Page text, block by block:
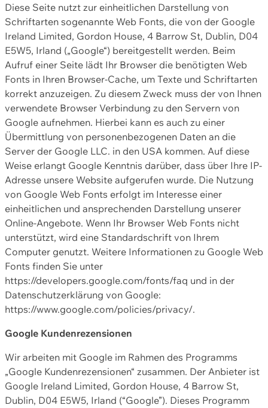
Diese Seite nutzt zur einheitlichen Darstellung von
Schriftarten sogenannte Web Fonts, die von der Google
Ireland Limited, Gordon House, 4 Barrow St, Dublin, D04
E5W5, Irland („Google“) bereitgestellt werden. Beim
Aufruf einer Seite lädt Ihr Browser die benötigten Web
Fonts in Ihren Browser-Cache, um Texte und Schriftarten
korrekt anzuzeigen. Zu diesem Zweck muss der von Ihnen
verwendete Browser Verbindung zu den Servern von
Google aufnehmen. Hierbei kann es auch zu einer
Übermittlung von personenbezogenen Daten an die
Server der Google LLC. in den USA kommen. Auf diese
Weise erlangt Google Kenntnis darüber, dass über Ihre IP-
Adresse unsere Website aufgerufen wurde. Die Nutzung
von Google Web Fonts erfolgt im Interesse einer
einheitlichen und ansprechenden Darstellung unserer
Online-Angebote. Wenn Ihr Browser Web Fonts nicht
unterstützt, wird eine Standardschrift von Ihrem
Computer genutzt. Weitere Informationen zu Google Web
Fonts finden Sie unter
https://developers.google.com/fonts/faq und in der
Datenschutzerklärung von Google:
https://www.google.com/policies/privacy/.
Google Kundenrezensionen
Wir arbeiten mit Google im Rahmen des Programms
„Google Kundenrezensionen“ zusammen. Der Anbieter ist
Google Ireland Limited, Gordon House, 4 Barrow St,
Dublin, D04 E5W5, Irland (“Google”). Dieses Programm